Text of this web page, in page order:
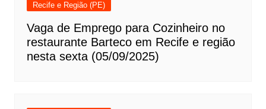
Recife e Região (PE)
Vaga de Emprego para Cozinheiro no
restaurante Barteco em Recife e região
nesta sexta (05/09/2025)